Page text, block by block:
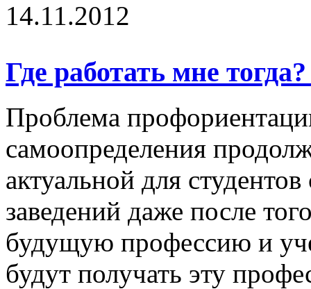
14.11.2012
Где работать мне
Проблема
самоопределения
актуальной для
заведений даже после
будущую профессию и
будут получать эту